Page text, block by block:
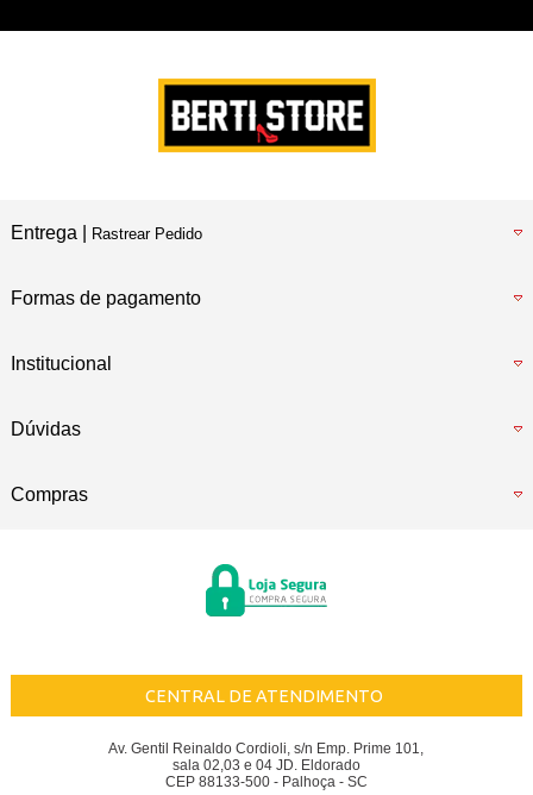
Entrega | Rastrear Pedido
Formas de pagamento
Institucional
Dúvidas
Compras
CENTRAL DE ATENDIMENTO
Av. Gentil Reinaldo Cordioli, s/n Emp. Prime 101,
sala 02,03 e 04 JD. Eldorado
CEP 88133-500 - Palhoça - SC